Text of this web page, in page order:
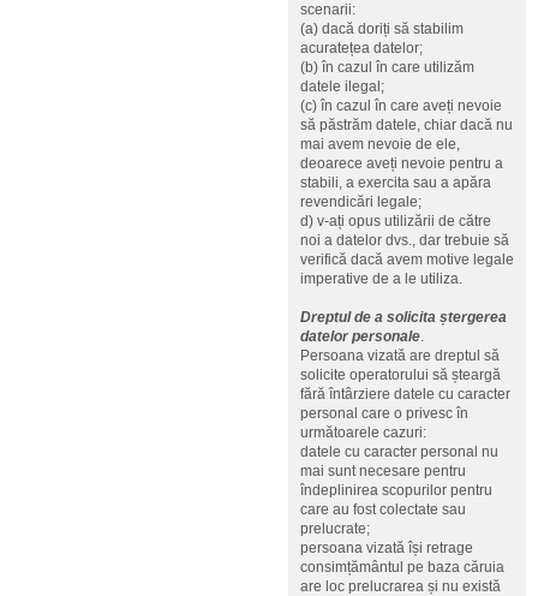
scenarii:
(a) dacă doriți să stabilim
acuratețea datelor;
(b) în cazul în care utilizăm
datele ilegal;
(c) în cazul în care aveți nevoie
să păstrăm datele, chiar dacă nu
mai avem nevoie de ele,
deoarece aveți nevoie pentru a
stabili, a exercita sau a apăra
revendicări legale;
d) v-ați opus utilizării de către
noi a datelor dvs., dar trebuie să
verifică dacă avem motive legale
imperative de a le utiliza.
Dreptul de a solicita ștergerea
datelor personale.
Persoana vizată are dreptul să
solicite operatorului să șteargă
fără întârziere datele cu caracter
personal care o privesc în
următoarele cazuri:
datele cu caracter personal nu
mai sunt necesare pentru
îndeplinirea scopurilor pentru
care au fost colectate sau
prelucrate;
persoana vizată își retrage
consimțământul pe baza căruia
are loc prelucrarea și nu există